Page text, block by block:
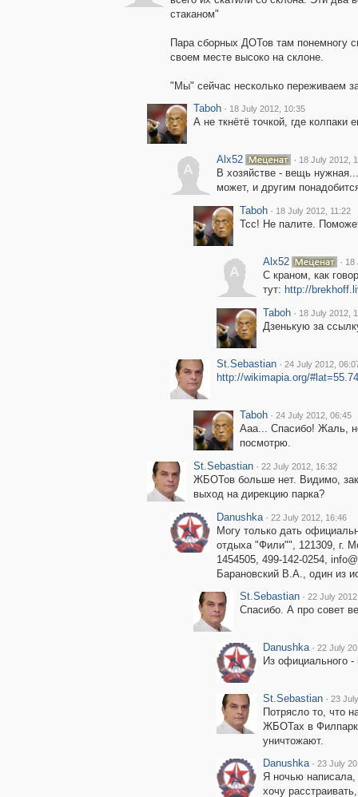
стаканом"
Пара сборных ДОТов там понемногу
своем месте высоко на склоне.
"Мы" сейчас несколько переживаем
Taboh · 18 July 2012, 10:35
А не ткнётё точкой, где колпаки
A
Alx52 · 18 July 2012,
В хозяйстве - вещь
может, и другим
Taboh · 18 July 2012, 11:22
Тсс! Не палите.
A
Alx52 · 18
С краном, как
тут: http://
Taboh · 18 July 2012,
Дзенькую за
St.Sebastian · 24 July 2012,
http://wikimapia.org/
Taboh · 24 July 2012, 06:45
Ааа... Спасибо! Жаль,
посмотрю.
St.Sebastian · 22 July 2012, 16:32
ЖБОТов больше нет. Видимо,
выход на дирекцию парка?
Danushka · 22 July 2012, 16:46
Могу только дать
отдыха "Фили"", 121309, г.
1454505, 499-142-0254,
Барановский В.А., один из
St.Sebastian · 22 July
Спасибо. А про совет
Danushka · 22 July
Из официального -
St.Sebastian · 23
Потрясло то, что
ЖБОТах в
уничтожают.
Danushka · 23 July
Я ночью написала,
хочу